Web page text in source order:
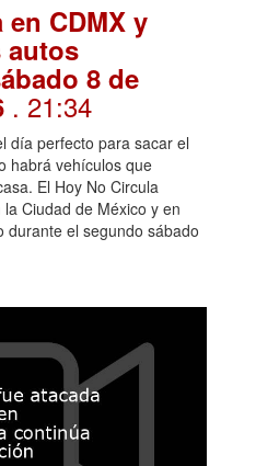
CDMX y
autos
8 de
. 21:34
día perfecto para sacar el
habrá vehículos que
El Hoy No Circula
Ciudad de México y en
durante el segundo sábado